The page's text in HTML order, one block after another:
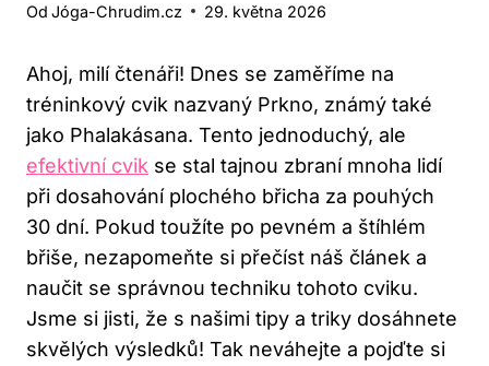
Od Jóga-Chrudim.cz 29. května 2026
Ahoj, milí čtenáři! Dnes se zaměříme na
tréninkový cvik nazvaný Prkno, známý také
jako Phalakásana. Tento jednoduchý, ale
efektivní cvik se stal tajnou zbraní mnoha lidí
při dosahování plochého břicha za pouhých
30 dní. Pokud toužíte po pevném a štíhlém
břiše, nezapomeňte si přečíst náš článek a
naučit se správnou techniku tohoto cviku.
Jsme si jisti, že s našimi tipy a triky dosáhnete
skvělých výsledků! Tak neváhejte a pojďte si